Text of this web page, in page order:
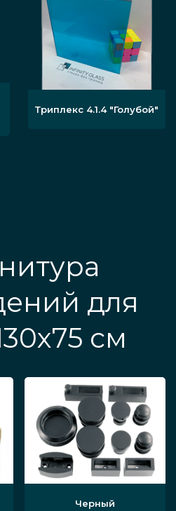
Триплекс 4.1.4 "Голубой"
для
см
Черный